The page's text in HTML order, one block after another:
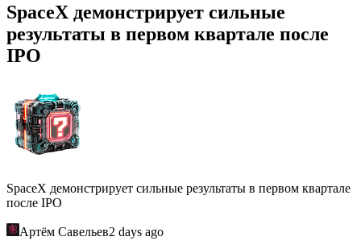
SpaceX демонстрирует сильные
результаты в первом квартале после
IPO
SpaceX демонстрирует сильные результаты в первом квартале
после IPO
Артём Савельев2 days ago